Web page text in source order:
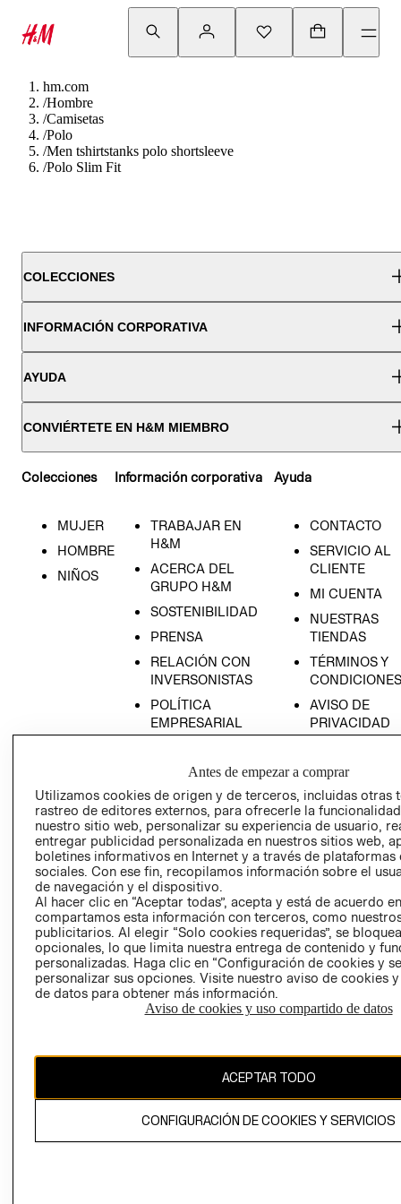
hm.com
/Hombre
/Camisetas
/Polo
/Men tshirtstanks polo shortsleeve
/Polo Slim Fit
COLECCIONES
INFORMACIÓN CORPORATIVA
AYUDA
CONVIÉRTETE EN H&M MIEMBRO
Colecciones
MUJER
HOMBRE
NIÑOS
Información corporativa
TRABAJAR EN
H&M
ACERCA DEL
GRUPO H&M
SOSTENIBILIDAD
PRENSA
RELACIÓN CON
INVERSONISTAS
POLÍTICA
EMPRESARIAL
Ayuda
CONTACTO
SERVICIO AL
CLIENTE
MI CUENTA
NUESTRAS
TIENDAS
TÉRMINOS Y
CONDICIONES
AVISO DE
PRIVACIDAD
AVISO DE
COOKIES
LIBRO DE
Ecuador ($)
CAMBIAR REGIÓN
El contenido de esta página web está protegido por copyright y es
propiedad de H&M Hennes & Mauritz AB.
Antes de empezar a comprar
Utilizamos cookies de origen y de terceros, incluidas otras
rastreo de editores externos, para ofrecerle la
nuestro sitio web, personalizar su experiencia de usuario,
entregar publicidad personalizada en nuestros sitios web,
boletines informativos en Internet y a través de plataformas
sociales. Con ese fin, recopilamos información sobre el
de navegación y el dispositivo.
Al hacer clic en “Aceptar todas”, acepta y está de acuerdo
compartamos esta información con terceros, como
publicitarios. Al elegir “Solo cookies requeridas”, se
opcionales, lo que limita nuestra entrega de contenido y
personalizadas. Haga clic en “Configuración de cookies y
personalizar sus opciones. Visite nuestro aviso de cookies
de datos para obtener más información.
Aviso de cookies y uso compartido de datos
ACEPTAR TODO
CONFIGURACIÓN DE COOKIES Y SERVICIOS